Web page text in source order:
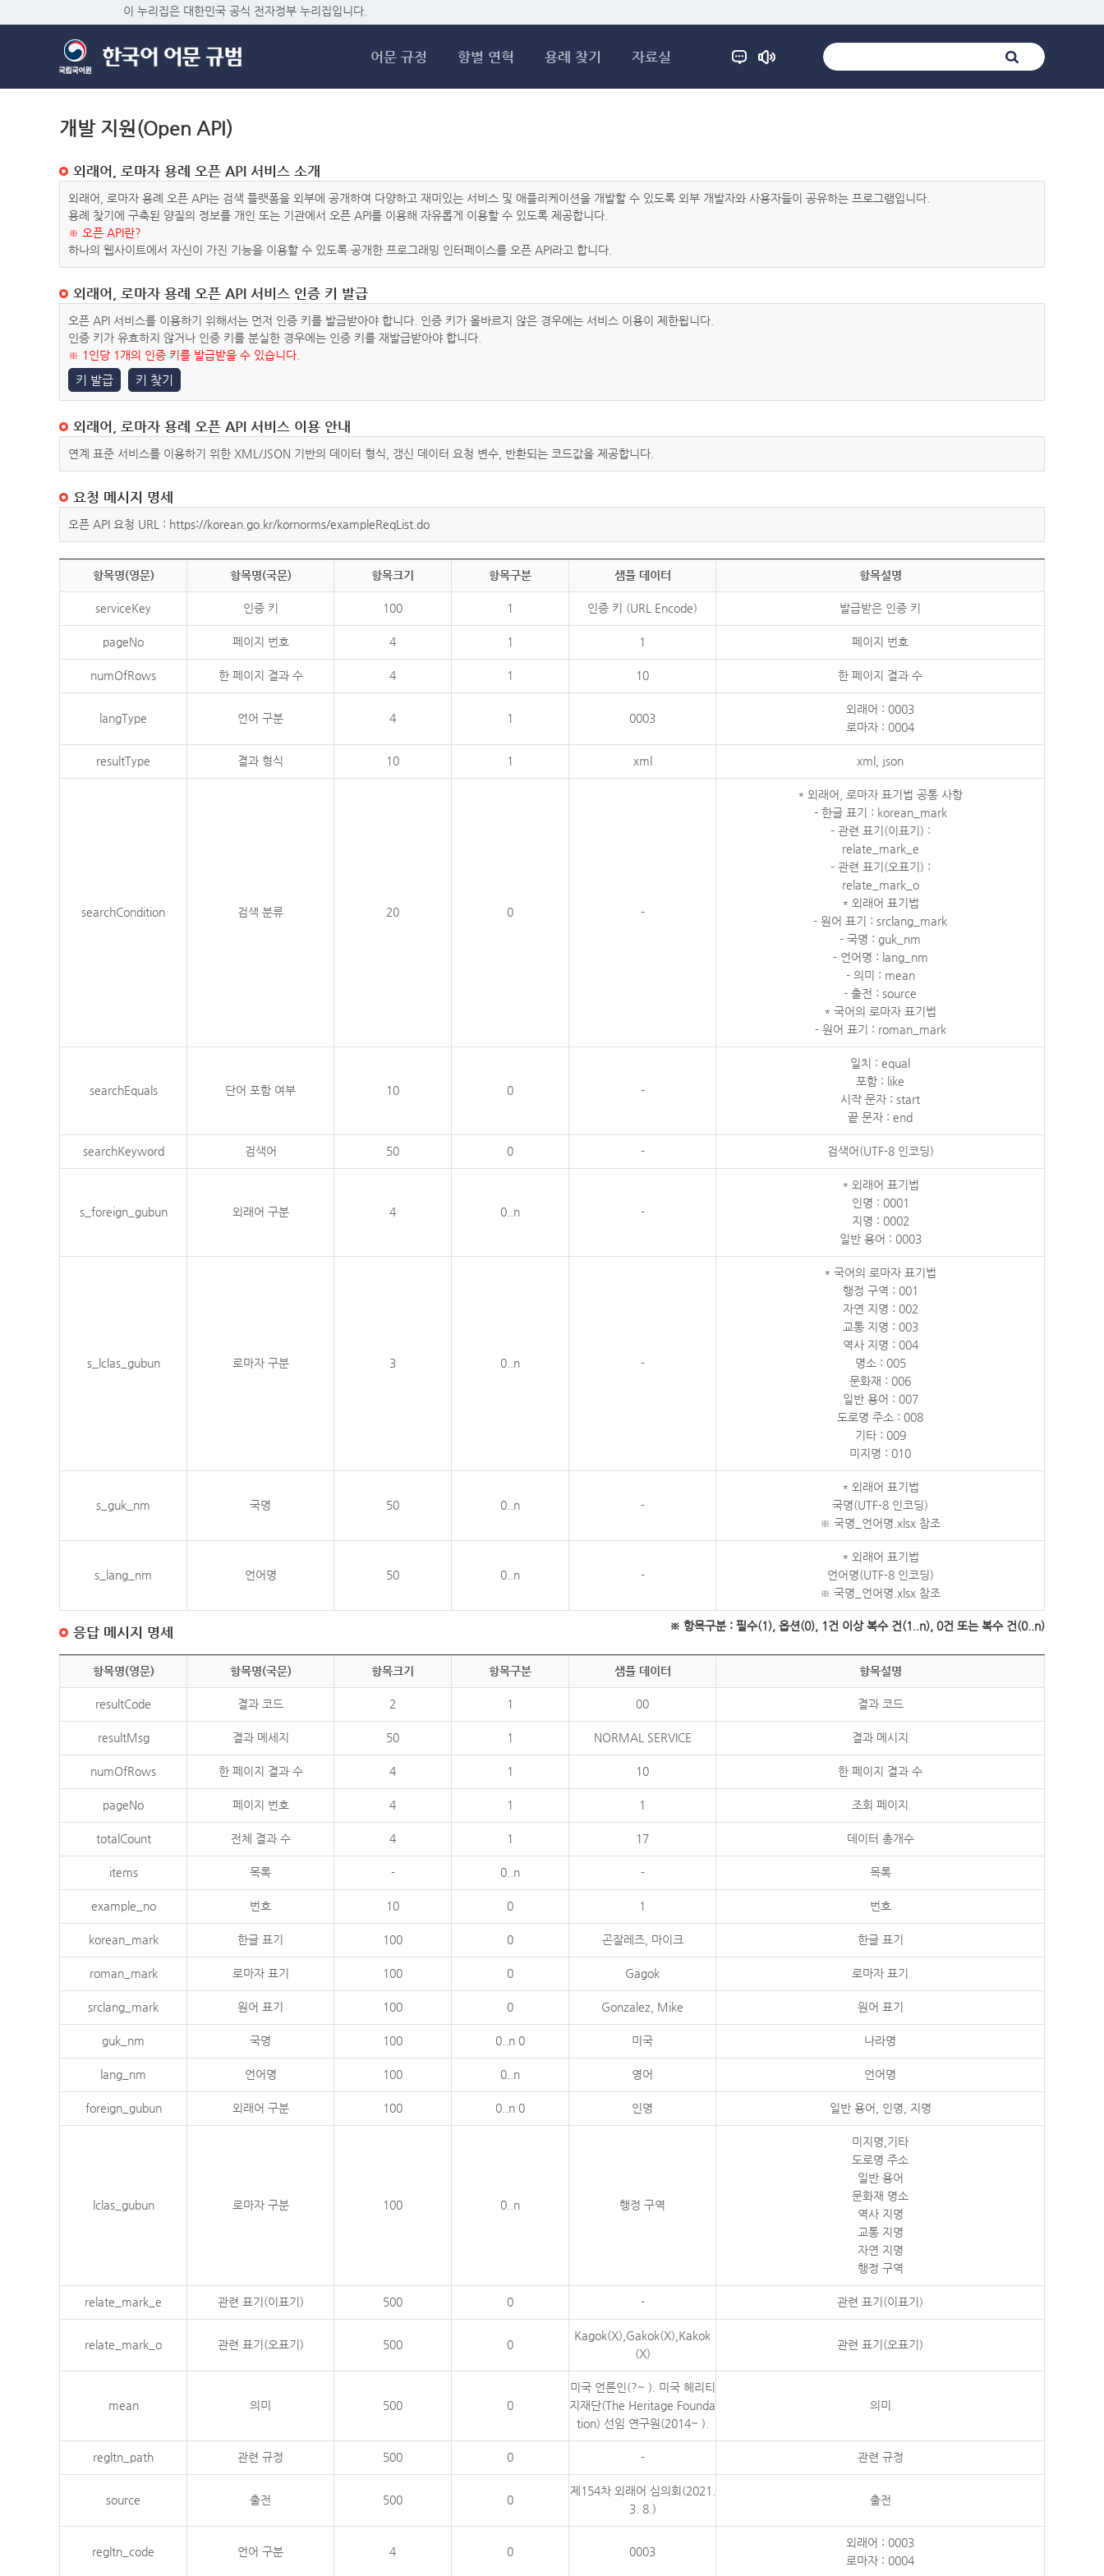
이 누리집은 대한민국 공식 전자정부 누리집입니다.
어문 규정 항별 연혁 용례 찾기 자료실
개발 지원(Open API)
외래어, 로마자 용례 오픈 API 서비스 소개
외래어, 로마자 용례 오픈 API는 검색 플랫폼을 외부에 공개하여 다양하고 재미있는 서비스 및 애플리케이션을 개발할 수 있도록 외부 개발자와 사용자들이 공유하는 프로그램입니다.
용례 찾기에 구축된 양질의 정보를 개인 또는 기관에서 오픈 API를 이용해 자유롭게 이용할 수 있도록 제공합니다.
※ 오픈 API란?
하나의 웹사이트에서 자신이 가진 기능을 이용할 수 있도록 공개한 프로그래밍 인터페이스를 오픈 API라고 합니다.
외래어, 로마자 용례 오픈 API 서비스 인증 키 발급
오픈 API 서비스를 이용하기 위해서는 먼저 인증 키를 발급받아야 합니다. 인증 키가 올바르지 않은 경우에는 서비스 이용이 제한됩니다.
인증 키가 유효하지 않거나 인증 키를 분실한 경우에는 인증 키를 재발급받아야 합니다.
※ 1인당 1개의 인증 키를 발급받을 수 있습니다.
키 발급 키 찾기
외래어, 로마자 용례 오픈 API 서비스 이용 안내
연계 표준 서비스를 이용하기 위한 XML/JSON 기반의 데이터 형식, 갱신 데이터 요청 변수, 반환되는 코드값을 제공합니다.
요청 메시지 명세
오픈 API 요청 URL : https://korean.go.kr/kornorms/exampleReqList.do
항목명(영문) 항목명(국문) 항목크기 항목구분 샘플 데이터 항목설명
serviceKey 인증 키 100 1 인증 키 (URL Encode) 발급받은 인증 키
pageNo 페이지 번호 4 1 1 페이지 번호
numOfRows 한 페이지 결과 수 4 1 10 한 페이지 결과 수
langType 언어 구분 4 1 0003
외래어 : 0003
로마자 : 0004
resultType 결과 형식 10 1 xml xml, json
searchCondition 검색 분류 20 0 -
* 외래어, 로마자 표기법 공통 사항
- 한글 표기 : korean_mark
- 관련 표기(이표기) :
relate_mark_e
- 관련 표기(오표기) :
relate_mark_o
* 외래어 표기법
- 원어 표기 : srclang_mark
- 국명 : guk_nm
- 언어명 : lang_nm
- 의미 : mean
- 출전 : source
* 국어의 로마자 표기법
- 원어 표기 : roman_mark
searchEquals 단어 포함 여부 10 0 -
일치 : equal
포함 : like
시작 문자 : start
끝 문자 : end
searchKeyword 검색어 50 0 - 검색어(UTF-8 인코딩)
s_foreign_gubun 외래어 구분 4 0..n -
* 외래어 표기법
인명 : 0001
지명 : 0002
일반 용어 : 0003
s_lclas_gubun 로마자 구분 3 0..n -
* 국어의 로마자 표기법
행정 구역 : 001
자연 지명 : 002
교통 지명 : 003
역사 지명 : 004
명소 : 005
문화재 : 006
일반 용어 : 007
도로명 주소 : 008
기타 : 009
미지명 : 010
s_guk_nm 국명 50 0..n -
* 외래어 표기법
국명(UTF-8 인코딩)
※ 국명_언어명.xlsx 참조
s_lang_nm 언어명 50 0..n -
* 외래어 표기법
언어명(UTF-8 인코딩)
※ 국명_언어명.xlsx 참조
※ 항목구분 : 필수(1), 옵션(0), 1건 이상 복수 건(1..n), 0건 또는 복수 건(0..n)
응답 메시지 명세
항목명(영문) 항목명(국문) 항목크기 항목구분 샘플 데이터 항목설명
resultCode 결과 코드 2 1 00 결과 코드
resultMsg 결과 메세지 50 1 NORMAL SERVICE 결과 메시지
numOfRows 한 페이지 결과 수 4 1 10 한 페이지 결과 수
pageNo 페이지 번호 4 1 1 조회 페이지
totalCount 전체 결과 수 4 1 17 데이터 총개수
items 목록 - 0..n - 목록
example_no 번호 10 0 1 번호
korean_mark 한글 표기 100 0 곤잘레즈, 마이크 한글 표기
roman_mark 로마자 표기 100 0 Gagok 로마자 표기
srclang_mark 원어 표기 100 0 Gonzalez, Mike 원어 표기
guk_nm 국명 100 0..n 0 미국 나라명
lang_nm 언어명 100 0..n 영어 언어명
foreign_gubun 외래어 구분 100 0..n 0 인명 일반 용어, 인명, 지명
lclas_gubun 로마자 구분 100 0..n 행정 구역
미지명,기타
도로명 주소
일반 용어
문화재 명소
역사 지명
교통 지명
자연 지명
행정 구역
relate_mark_e 관련 표기(이표기) 500 0 - 관련 표기(이표기)
relate_mark_o 관련 표기(오표기) 500 0
Kagok(X),Gakok(X),Kakok
(X)
관련 표기(오표기)
mean 의미 500 0
미국 언론인(?~ ). 미국 헤리티
지재단(The Heritage Founda
tion) 선임 연구원(2014~ ).
의미
regltn_path 관련 규정 500 0 - 관련 규정
source 출전 500 0
제154차 외래어 심의회(2021.
3. 8.)
출전
regltn_code 언어 구분 4 0 0003
외래어 : 0003
로마자 : 0004